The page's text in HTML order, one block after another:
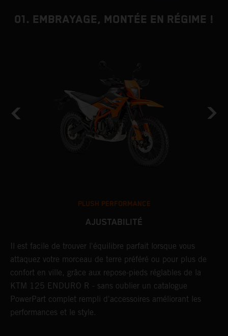
01. EMBRAYAGE, MONTÉE EN RÉGIME !
PLUSH PERFORMANCE
AJUSTABILITÉ
Il est facile de trouver l'équilibre parfait lorsque vous
attaquez votre morceau de terre préféré ou pour plus de
confort en ville, grâce aux repose-pieds réglables de la
KTM 125 ENDURO R - sans oublier un catalogue
PowerPart complet rempli d'accessoires améliorant les
performances et le style.